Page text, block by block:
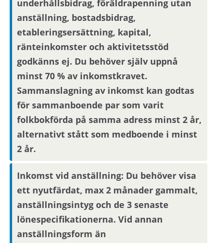
Viktig information om visning eller
förmedling kan skickas ut via sms.
dina kontaktuppgifter på Mina sidor.
Om hyresvärden har villkor om antal
hushållsmedlemmar hämtar och behandlar vi
familjeuppgifter om dig, din registrerade
medboende och eventuella barn.
Observera att om inflyttningsdatumet infaller på
en helgdag eller en röd dag sker inflyttning
nästkommande vardag.
Om din anställning inte är i Stockholmsområdet
behöver du visa att din arbetsplats ligger inom
pendlingsavstånd från bostaden.
underhållsbidrag, föräldrapenning utan
anställning, bostadsbidrag,
etableringsersättning, kapital,
ränteinkomster och aktivitetsstöd
godkänns ej. Du behöver själv uppnå
minst 70 % av inkomstkravet.
Sammanslagning av inkomst kan godtas
för sammanboende par som varit
folkbokförda på samma adress minst 2 år,
alternativt stått som medboende i minst
2 år.
Inkomst vid anställning: Du behöver visa
ett nyutfärdat, max 2 månader gammalt,
anställningsintyg och de 3 senaste
lönespecifikationerna. Vid annan
anställningsform än